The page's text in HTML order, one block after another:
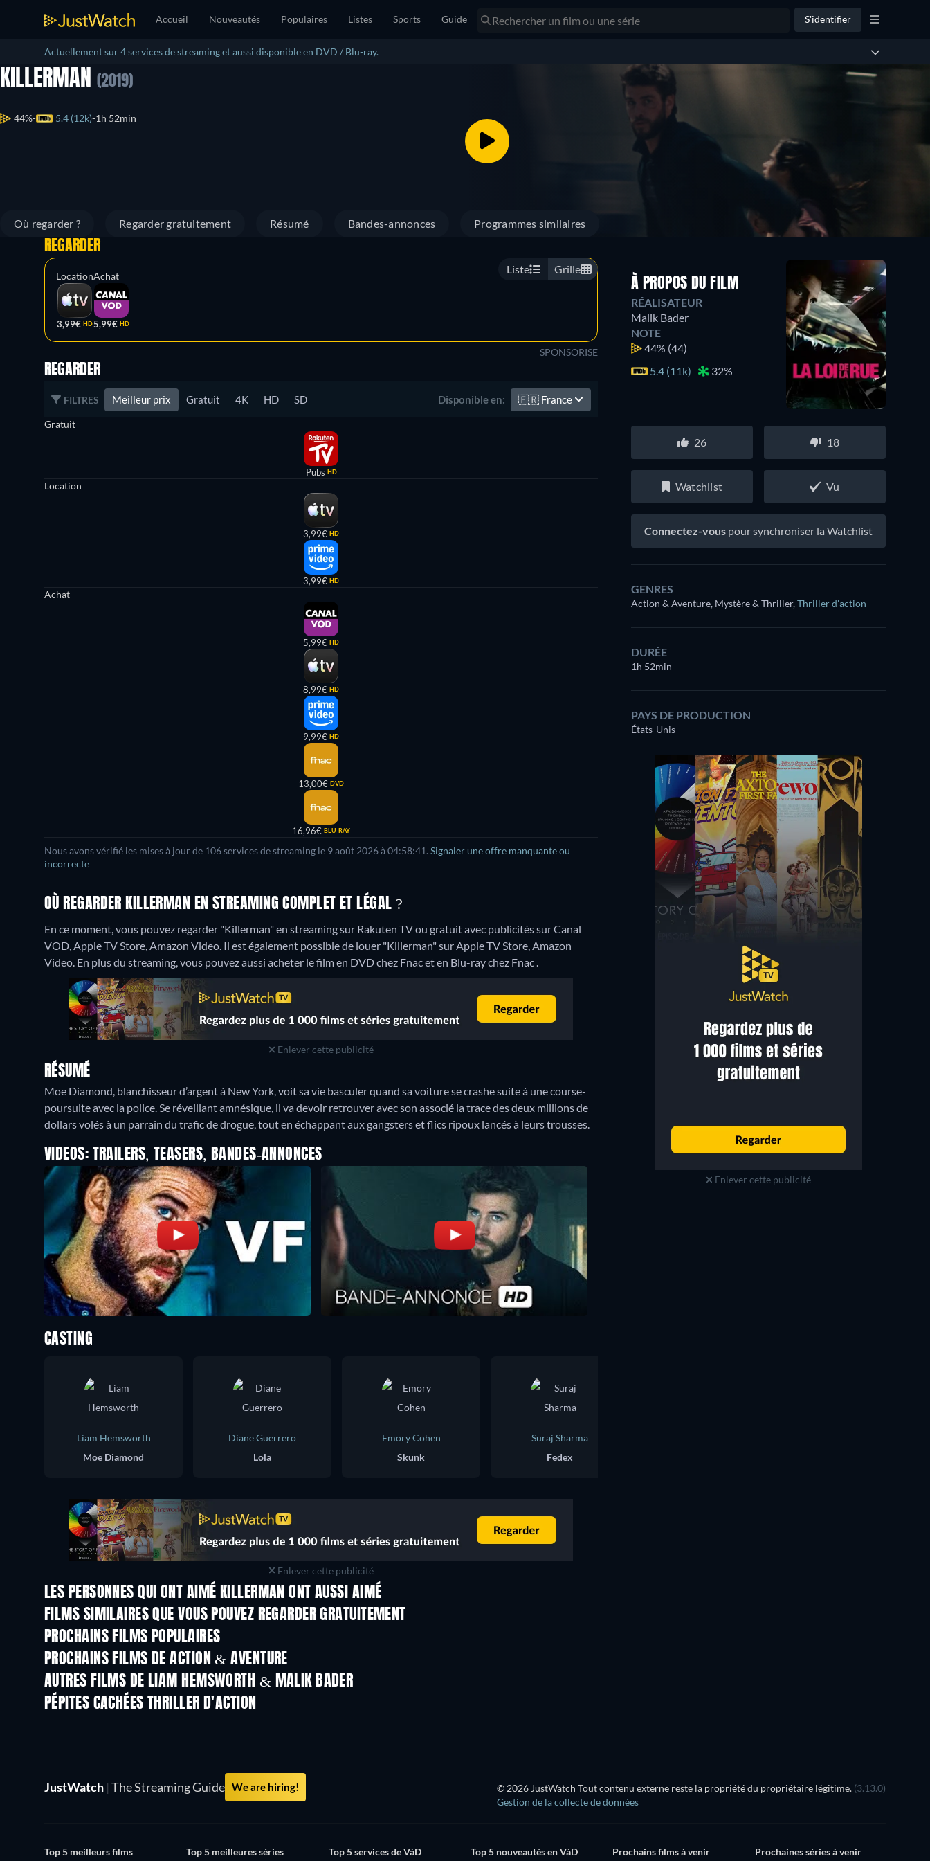
Accueil Nouveautés Populaires Listes Sports Guide S'identifier
Actuellement sur 4 services de streaming et aussi disponible en DVD / Blu-ray.
KILLERMAN (2019)
44% 5.4 (12k) 1h 52min
Où regarder ? Regarder gratuitement Résumé Bandes-annonces Programmes similaires
Liste Grille
REGARDER
Location
3,99€ HD
Achat
5,99€ HD
SPONSORISE
REGARDER
FILTRES Meilleur prix Gratuit 4K HD SD Disponible en: 🇫🇷 France
Gratuit
Pubs HD
Location
3,99€ HD
3,99€ HD
Achat
5,99€ HD
8,99€ HD
9,99€ HD
13,00€ DVD
16,96€ BLU-RAY
Nous avons vérifié les mises à jour de 106 services de streaming le 9 août 2026 à 04:58:41. Signaler une offre manquante ou
incorrecte
OÙ REGARDER KILLERMAN EN STREAMING COMPLET ET LÉGAL ?
En ce moment, vous pouvez regarder "Killerman" en streaming sur Rakuten TV ou gratuit avec publicités sur Canal
VOD, Apple TV Store, Amazon Video. Il est également possible de louer "Killerman" sur Apple TV Store, Amazon
Video. En plus du streaming, vous pouvez aussi acheter le film en DVD chez Fnac et en Blu-ray chez Fnac .
Enlever cette publicité
RÉSUMÉ
Moe Diamond, blanchisseur d’argent à New York, voit sa vie basculer quand sa voiture se crashe suite à une course-
poursuite avec la police. Se réveillant amnésique, il va devoir retrouver avec son associé la trace des deux millions de
dollars volés à un parrain du trafic de drogue, tout en échappant aux gangsters et flics ripoux lancés à leurs trousses.
VIDEOS: TRAILERS, TEASERS, BANDES-ANNONCES
À PROPOS DU FILM
RÉALISATEUR
Malik Bader
NOTE
44% (44)
5.4 (11k)
32%
26 18
Watchlist Vu
Connectez-vous pour synchroniser la Watchlist
GENRES
Action & Aventure, Mystère & Thriller,Thriller d'action
DURÉE
1h 52min
PAYS DE PRODUCTION
États-Unis
Enlever cette publicité
CASTING
Liam Hemsworth
Moe Diamond
Diane Guerrero
Lola
Emory Cohen
Skunk
Suraj Sharma
Fedex
Enlever cette publicité
LES PERSONNES QUI ONT AIMÉ KILLERMAN ONT AUSSI AIMÉ
FILMS SIMILAIRES QUE VOUS POUVEZ REGARDER GRATUITEMENT
PROCHAINS FILMS POPULAIRES
PROCHAINS FILMS DE ACTION & AVENTURE
AUTRES FILMS DE LIAM HEMSWORTH & MALIK BADER
PÉPITES CACHÉES THRILLER D'ACTION
Série
JustWatch | The Streaming Guide We are hiring! © 2026 JustWatch Tout contenu externe reste la propriété du propriétaire légitime. (3.13.0)
Gestion de la collecte de données
Top 5 meilleurs films Top 5 meilleures séries Top 5 services de VàD Top 5 nouveautés en VàD Prochains films à venir Prochaines séries à venir